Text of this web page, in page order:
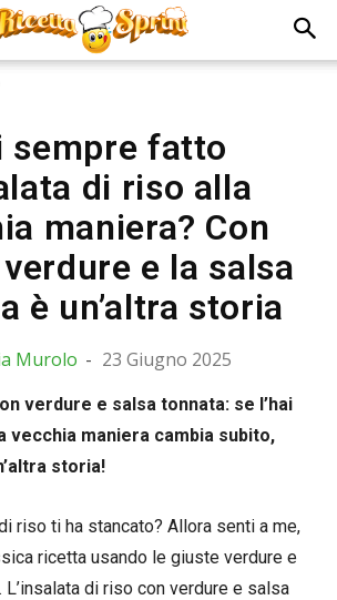
sempre fatto
di riso alla
maniera? Con
e la salsa
è un’altra storia
Murolo - 23 Giugno 2025
verdure e salsa tonnata: se l’hai
vecchia maniera cambia subito,
storia!
riso ti ha stancato? Allora senti a me,
ricetta usando le giuste verdure e
di riso con verdure e salsa